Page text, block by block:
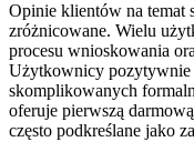
Opinie klientów na temat
zróżnicowane. Wielu
procesu wnioskowania
Użytkownicy pozytywnie
skomplikowanych
oferuje pierwszą
często podkreślane jako